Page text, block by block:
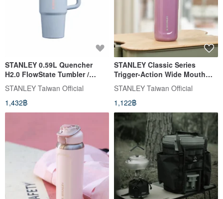
STANLEY 0.59L Quencher
H2.0 FlowState Tumbler /
Angel Blue
STANLEY Taiwan Official
1,432฿
STANLEY Classic Series
Trigger-Action Wide Mouth
Bottle with Handle 0.47L /
Gloss Smokey Purple
STANLEY Taiwan Official
1,122฿